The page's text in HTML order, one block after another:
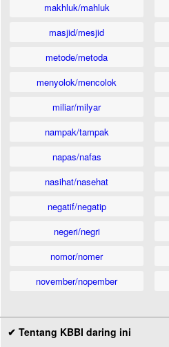
makhluk/mahluk
masjid/mesjid
metode/metoda
menyolok/mencolok
miliar/milyar
nampak/tampak
napas/nafas
nasihat/nasehat
negatif/negatip
negeri/negri
nomor/nomer
november/nopember
✔ Tentang KBBI daring ini